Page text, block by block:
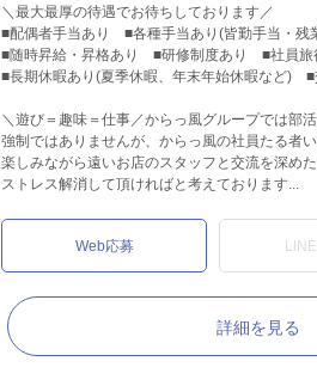
＼最大最厚の待遇でお待ちしております／
■配偶者手当あり ■各種手当あり(皆勤手当・残
■随時昇給・昇格あり ■研修制度あり ■社員
■長期休暇あり(夏季休暇、年末年始休暇など)
＼遊び＝趣味＝仕事／からっ風グループでは部
強制ではありませんが、からっ風の社員たる者
楽しみながら遠いお店のスタッフと交流を深めた
ストレス解消して頂ければと考えております...
Web応募
詳細を見る